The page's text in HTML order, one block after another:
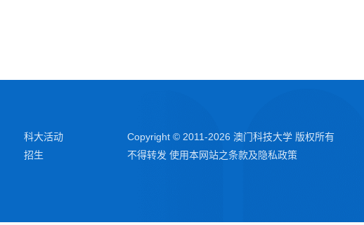
科大活动
招生
Copyright © 2011-2026 澳门科技大学 版权所有
不得转发 使用本网站之条款及隐私政策